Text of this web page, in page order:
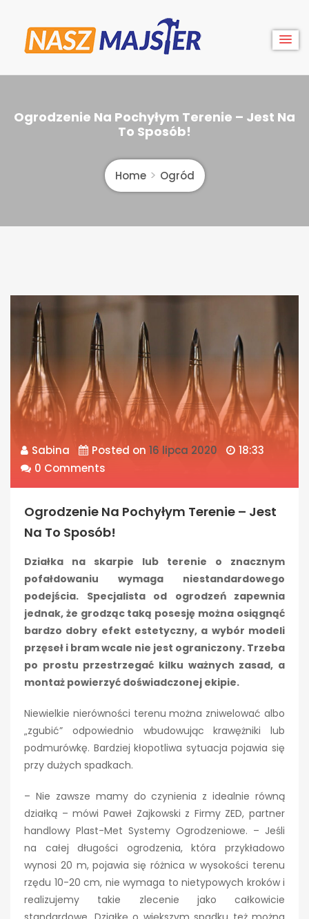
content
Nasz
Majster
Ogrodzenie Na Pochyłym Terenie – Jest Na
To Sposób!
Home Ogród
Sabina Posted on 16 lipca 2020
18:33
0 Comments
Ogrodzenie Na Pochyłym Terenie – Jest
Na To Sposób!
Działka na skarpie lub terenie o znacznym
pofałdowaniu wymaga niestandardowego
podejścia. Specjalista od ogrodzeń zapewnia
jednak, że grodząc taką posesję można osiągnąć
bardzo dobry efekt estetyczny, a wybór modeli
przęseł i bram wcale nie jest ograniczony. Trzeba
po prostu przestrzegać kilku ważnych zasad, a
montaż powierzyć doświadczonej ekipie.
Niewielkie nierówności terenu można zniwelować albo
„zgubić” odpowiednio wbudowując krawężniki lub
podmurówkę. Bardziej kłopotliwa sytuacja pojawia się
przy dużych spadkach.
– Nie zawsze mamy do czynienia z idealnie równą
działką – mówi Paweł Zajkowski z Firmy ZED, partner
handlowy Plast-Met Systemy Ogrodzeniowe. – Jeśli
na całej długości ogrodzenia, która przykładowo
wynosi 20 m, pojawia się różnica w wysokości terenu
rzędu 10-20 cm, nie wymaga to nietypowych kroków i
realizujemy takie zlecenie jako całkowicie